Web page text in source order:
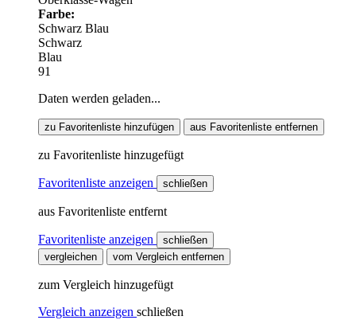
Farbe:
Schwarz Blau
Schwarz
Blau
91
Daten werden geladen...
zu Favoritenliste hinzufügen aus Favoritenliste entfernen
zu Favoritenliste hinzugefügt
Favoritenliste anzeigen schließen
aus Favoritenliste entfernt
Favoritenliste anzeigen
schließen
vergleichen
vom Vergleich entfernen
zum Vergleich hinzugefügt
Vergleich anzeigen schließen